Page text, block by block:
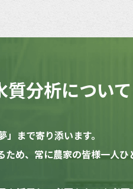
分析について
」まで寄り添います。
め、常に農家の皆様一人ひ